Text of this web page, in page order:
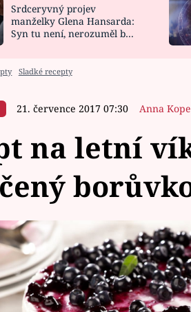
CELEBRITY
VAŘENÍ
Srdceryvný projev
manželky Glena Hansarda:
Syn tu není, nerozuměl by
Sladké recepty
21. července 2017 07:30 Anna
na letní